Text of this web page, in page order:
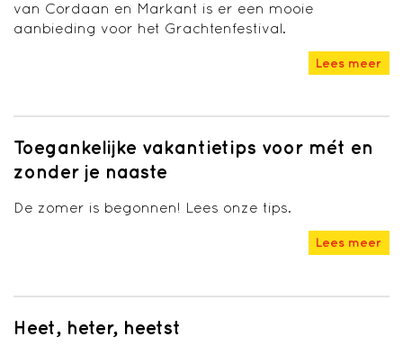
van Cordaan en Markant is er een mooie
aanbieding voor het Grachtenfestival.
Lees meer
Toegankelijke vakantietips voor mét en
zonder je naaste
De zomer is begonnen! Lees onze tips.
Lees meer
Heet, heter, heetst